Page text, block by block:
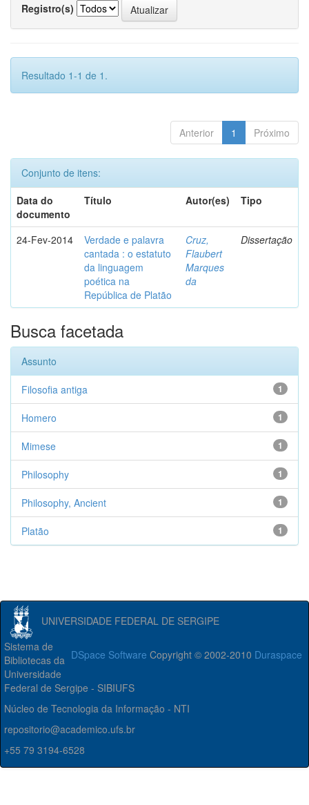
Registro(s)
Resultado 1-1 de 1.
Anterior 1 Próximo
Conjunto de itens:
Data do
documento
Título Autor(es) Tipo
24-Fev-2014
Verdade e palavra
cantada : o estatuto
da linguagem
poética na
República de Platão
Cruz,
Flaubert
Marques
da
Dissertação
Busca facetada
Assunto
1
Filosofia antiga
1
Homero
1
Mimese
1
Philosophy
1
Philosophy, Ancient
1
Platão
UNIVERSIDADE FEDERAL DE SERGIPE
DSpace Software Copyright © 2002-2010 Duraspace
Sistema de
Bibliotecas da
Universidade
Federal de Sergipe - SIBIUFS
Núcleo de Tecnologia da Informação - NTI
repositorio@academico.ufs.br
+55 79 3194-6528